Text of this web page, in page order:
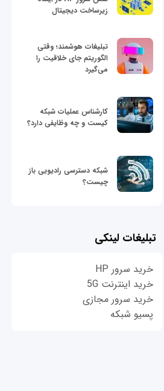
زیرساخت دیجیتال
تبلیغات هوشمند؛ وقتی
الگوریتم جای خلاقیت را
می‌گیرد
کارشناس عملیات شبکه
کیست و چه وظایفی دارد؟
شبکه دسترسی رادیویی باز
چیست؟
تبلیغات لینکی
خرید سرور HP
خرید اینترنت 5G
خرید سرور مجازی
پسیو شبکه